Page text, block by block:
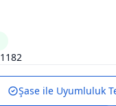
Şase ile Uyumluluk